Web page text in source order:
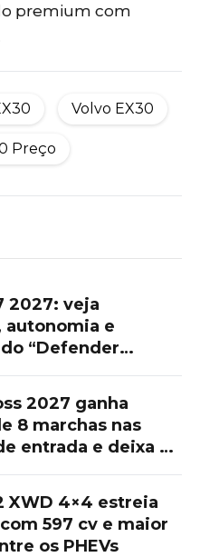
premium com
Volvo EX30
Preço
2027: veja
autonomia e
“Defender
2027 ganha
8 marchas nas
entrada e deixa as
XWD 4×4 estreia
597 cv e maior
os PHEVs